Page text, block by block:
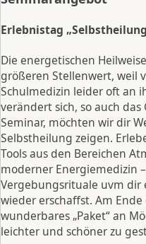
Erlebnistag
Die energetischen
größeren Stellenwert, weil
Schulmedizin leider oft an
verändert sich, so auch
Seminar, möchten wir dir
Selbstheilung zeigen.
Tools aus den Bereichen
moderner Energiemedizin
Vergebungsrituale uvm dir
wieder erschaffst. Am
wunderbares „Paket“ an
leichter und schöner zu